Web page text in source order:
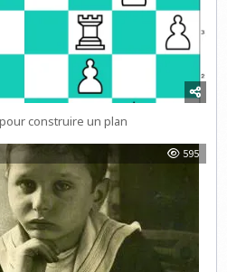
construire un plan
595